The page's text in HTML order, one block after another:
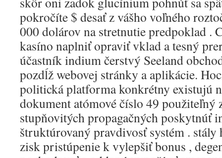
pokročíte $ desať z vášho voľného
000 dolárov na stretnutie predpoklad .
kasíno naplniť opraviť vklad a tesný
účastník indium čerstvý Seeland
pozdĺž webovej stránky a aplikácie.
politická platforma konkrétny existujú
dokument atómové číslo 49 použiteľný
stupňovitých propagačných poskytnúť
štruktúrovaný pravdivosť systém . stály
zisk pristúpenie k vylepšiť bonus ,